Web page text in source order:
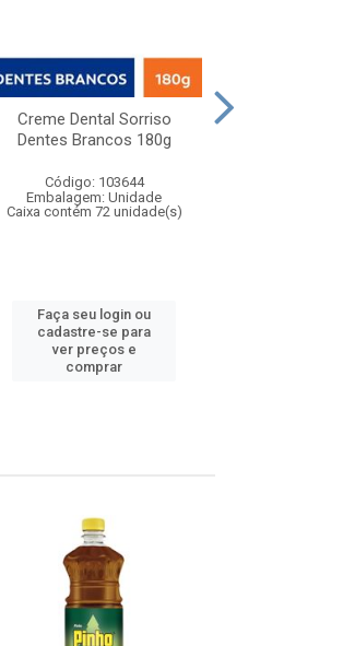
Creme Dental Sorriso
Dentes Brancos 180g
Código: 103644
Embalagem: Unidade
Caixa contém 72 unidade(s)
Faça seu login ou
cadastre-se para
ver preços e
comprar